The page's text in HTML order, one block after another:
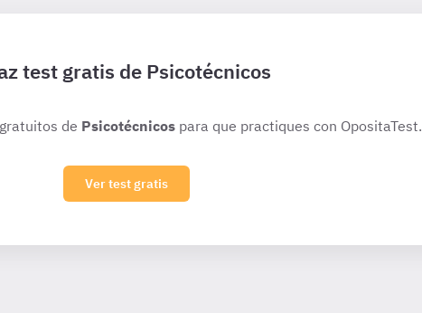
test gratis de Psicotécnicos
de Psicotécnicos para que practiques con OpositaTest.
Ver test gratis